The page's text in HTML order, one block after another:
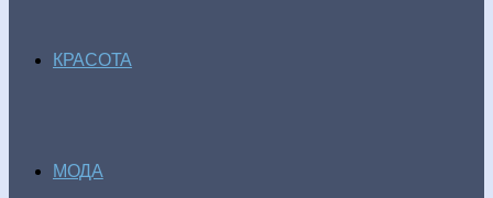
КРАСОТА
МОДА